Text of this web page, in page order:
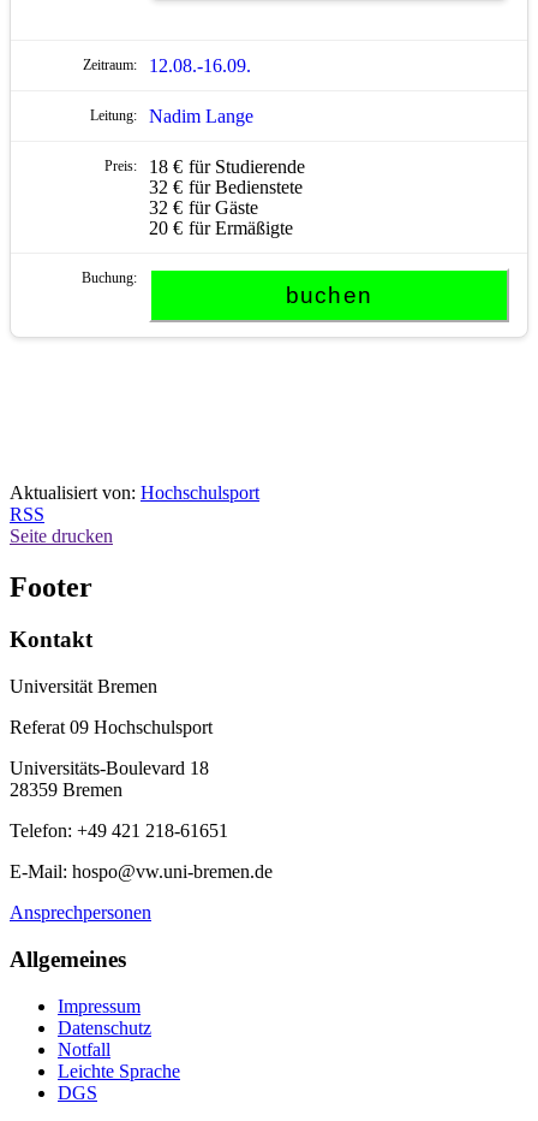
12.08.-16.09.
Nadim Lange
18 € für Studierende
32 € für Bedienstete
32 € für Gäste
20 € für Ermäßigte
Aktualisiert von: Hochschulsport
RSS
Seite drucken
Footer
Kontakt
Universität Bremen
Referat 09 Hochschulsport
Universitäts-Boulevard 18
28359 Bremen
Telefon: +49 421 218-61651
E-Mail: hospo@vw.uni-bremen.de
Ansprechpersonen
Allgemeines
Impressum
Datenschutz
Notfall
Leichte Sprache
DGS